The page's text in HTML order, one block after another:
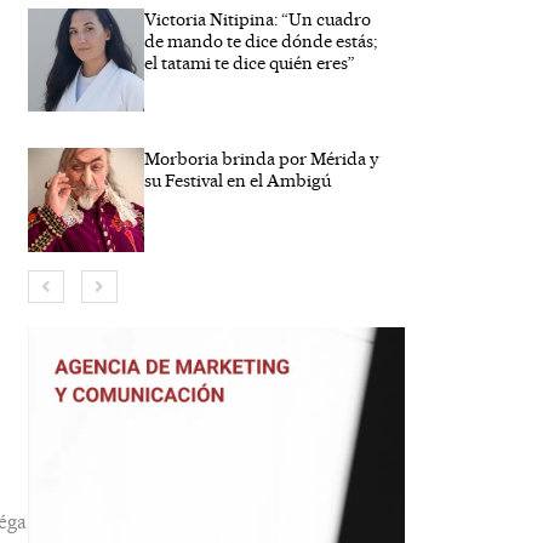
Victoria Nitipina: “Un cuadro
de mando te dice dónde estás;
el tatami te dice quién eres”
Morboria brinda por Mérida y
su Festival en el Ambigú